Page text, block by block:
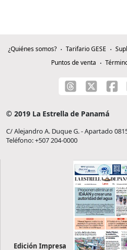
¿Quiénes somos? Tarifario GESE
Puntos de venta
© 2019 La Estrella de Panamá
C/ Alejandro A. Duque G. - Apartado
Teléfono: +507 204-0000
Edición Impresa